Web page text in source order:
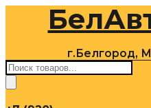
содержимому
г.Белгород,
Поиск
товаров